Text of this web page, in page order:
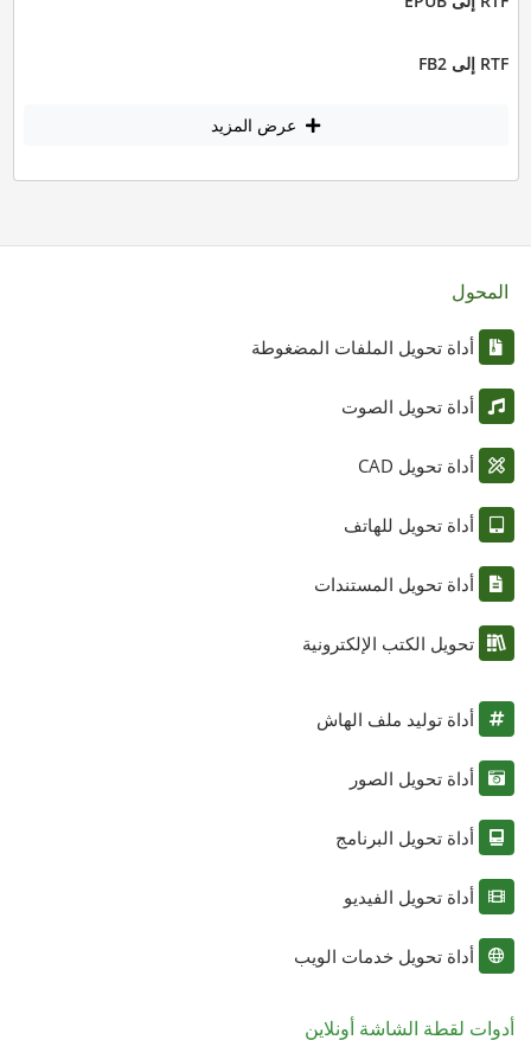
RTF إلى FB2
عرض المزيد
المحول
أداة تحويل الملفات المضغوطة
أداة تحويل الصوت
أداة تحويل CAD
أداة تحويل للهاتف
أداة تحويل المستندات
تحويل الكتب الإلكترونية
أداة توليد ملف الهاش
أداة تحويل الصور
أداة تحويل البرنامج
أداة تحويل الفيديو
أداة تحويل خدمات الويب
أدوات لقطة الشاشة أونلاين